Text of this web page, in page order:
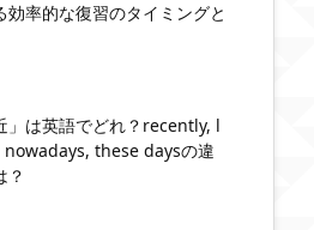
効率的な復習のタイミングと
」は英語でどれ？recently, l
nowadays, these daysの違
？